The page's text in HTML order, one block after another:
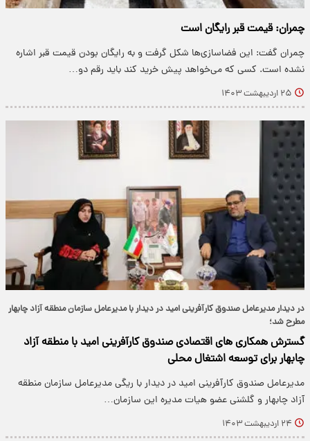
چمران: قیمت قبر رایگان است
چمران گفت: این فضاسازی‌ها شکل گرفت و به رایگان بودن قیمت قبر اشاره
نشده است. کسی که می‌خواهد پیش خرید کند باید رقم دو…
۲۵ اردیبهشت ۱۴۰۳
در دیدار مدیرعامل صندوق کارآفرینی امید در دیدار با مدیرعامل سازمان منطقه آزاد چابهار
مطرح شد؛
گسترش همکاری های اقتصادی صندوق کارآفرینی امید با منطقه آزاد
چابهار برای توسعه اشتغال محلی
مدیرعامل صندوق کارآفرینی امید در دیدار با ریگی مدیرعامل سازمان منطقه
آزاد چابهار و گلشنی عضو هیات مدیره این سازمان…
۲۴ اردیبهشت ۱۴۰۳